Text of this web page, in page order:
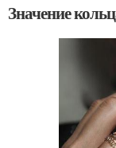
Значение